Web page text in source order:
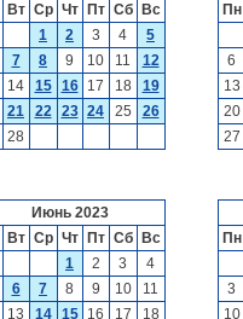
Вт Ср Чт Пт Сб
Вс
1
2 3 4
5
7 8 9 10 11
12
14 15 16 17 18
19
21 22 23 24 25
26
28
Пн
6
13
20
27
Июнь 2023
Вт Ср Чт Пт Сб
Вс
1
2 3
4
6 7 8 9 10
11
13 14 15 16 17
18
Пн
3
10